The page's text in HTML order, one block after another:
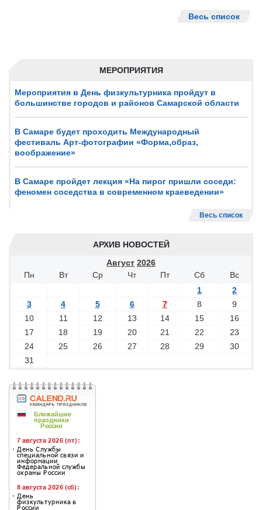
МЕРОПРИЯТИЯ
Мероприятия в День физкультурника пройдут в
большинстве городов и районов Самарской области
В Самаре будет проходить Международный
фестиваль Арт-фотографии «Форма,образ,
воображение»
В Самаре пройдет лекция «На пирог пришли соседи:
феномен соседства в современном краеведении»
Весь список
АРХИВ НОВОСТЕЙ
Август 2026
Пн
Вт Ср Чт Пт Сб
Вс
1
2
3
4 5 6 7 8
9
10
11 12 13 14 15
16
17
18 19 20 21 22
23
24
25 26 27 28 29
30
31
Весь список